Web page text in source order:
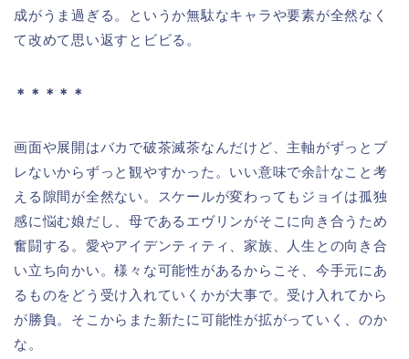
成がうま過ぎる。というか無駄なキャラや要素が全然なく
て改めて思い返すとビビる。
＊＊＊＊＊
画面や展開はバカで破茶滅茶なんだけど、主軸がずっとブ
レないからずっと観やすかった。いい意味で余計なこと考
える隙間が全然ない。スケールが変わってもジョイは孤独
感に悩む娘だし、母であるエヴリンがそこに向き合うため
奮闘する。愛やアイデンティティ、家族、人生との向き合
い立ち向かい。様々な可能性があるからこそ、今手元にあ
るものをどう受け入れていくかが大事で。受け入れてから
が勝負。そこからまた新たに可能性が拡がっていく、のか
な。